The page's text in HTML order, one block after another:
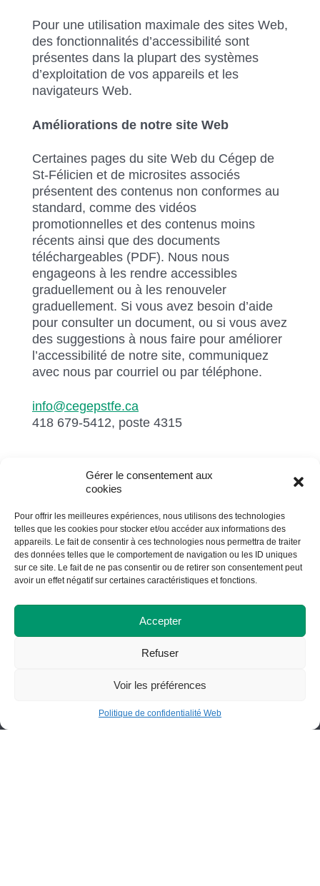
Gérer le consentement aux
cookies
Pour offrir les meilleures expériences, nous utilisons des technologies
telles que les cookies pour stocker et/ou accéder aux informations des
appareils. Le fait de consentir à ces technologies nous permettra de traiter
des données telles que le comportement de navigation ou les ID uniques
sur ce site. Le fait de ne pas consentir ou de retirer son consentement peut
avoir un effet négatif sur certaines caractéristiques et fonctions.
Accepter
Refuser
Voir les préférences
Politique de confidentialité Web
Pour une utilisation maximale des sites Web,
des fonctionnalités d’accessibilité sont
présentes dans la plupart des systèmes
d’exploitation de vos appareils et les
navigateurs Web.
Améliorations de notre site Web
Certaines pages du site Web du Cégep de
St-Félicien et de microsites associés
présentent des contenus non conformes au
standard, comme des vidéos
promotionnelles et des contenus moins
récents ainsi que des documents
téléchargeables (PDF). Nous nous
engageons à les rendre accessibles
graduellement ou à les renouveler
graduellement. Si vous avez besoin d’aide
pour consulter un document, ou si vous avez
des suggestions à nous faire pour améliorer
l’accessibilité de notre site, communiquez
avec nous par courriel ou par téléphone.
info@cegepstfe.ca
418 679-5412, poste 4315
Cégep de St-Félicien
1105, boulevard Hamel, C.P. 7300
Saint-Félicien (Québec) G8K 2R8